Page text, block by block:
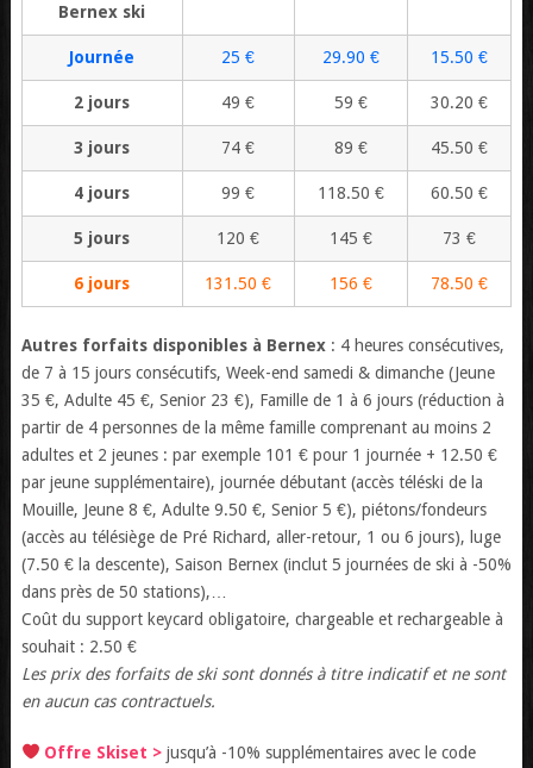
Bernex ski
Journée 25 € 29.90 € 15.50 €
2 jours 49 € 59 € 30.20 €
3 jours 74 € 89 € 45.50 €
4 jours 99 € 118.50 € 60.50 €
5 jours 120 € 145 € 73 €
6 jours 131.50 € 156 € 78.50 €
Autres forfaits disponibles à Bernex: 4 heures consécutives,
de 7 à 15 jours consécutifs, Week-end samedi & dimanche (Jeune
35 €, Adulte 45 €, Senior 23 €), Famille de 1 à 6 jours (réduction à
partir de 4 personnes de la même famille comprenant au moins 2
adultes et 2 jeunes : par exemple 101 € pour 1 journée + 12.50 €
par jeune supplémentaire), journée débutant (accès téléski de la
Mouille, Jeune 8 €, Adulte 9.50 €, Senior 5 €), piétons/fondeurs
(accès au télésiège de Pré Richard, aller-retour, 1 ou 6 jours), luge
(7.50 € la descente), Saison Bernex (inclut 5 journées de ski à -50%
dans près de 50 stations),…
Coût du support keycard obligatoire, chargeable et rechargeable à
souhait : 2.50 €
Les prix des forfaits de ski sont donnés à titre indicatif et ne sont
en aucun cas contractuels.
Offre Skiset > jusqu’à -10% supplémentaires avec le code